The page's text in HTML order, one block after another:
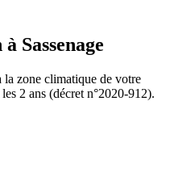
à Sassenage
la zone climatique de votre
2 ans (décret n°2020-912).